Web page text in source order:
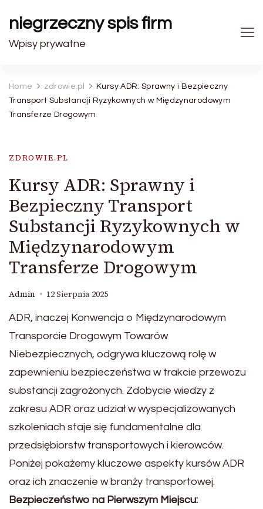
niegrzeczny spis firm
Wpisy prywatne
Home zdrowie.pl
Kursy ADR: Sprawny i Bezpieczny
Transport Substancji Ryzykownych w Międzynarodowym
Transferze Drogowym
ZDROWIE.PL
Kursy ADR: Sprawny i
Bezpieczny Transport
Substancji Ryzykownych w
Międzynarodowym
Transferze Drogowym
Admin 12 Sierpnia 2025
ADR, inaczej Konwencja o Międzynarodowym
Transporcie Drogowym Towarów
Niebezpiecznych, odgrywa kluczową rolę w
zapewnieniu bezpieczeństwa w trakcie przewozu
substancji zagrożonych. Zdobycie wiedzy z
zakresu ADR oraz udział w wyspecjalizowanych
szkoleniach staje się fundamentalne dla
przedsiębiorstw transportowych i kierowców.
Poniżej pokażemy kluczowe aspekty kursów ADR
oraz ich znaczenie w branży transportowej.
Bezpieczeństwo na Pierwszym Miejscu: